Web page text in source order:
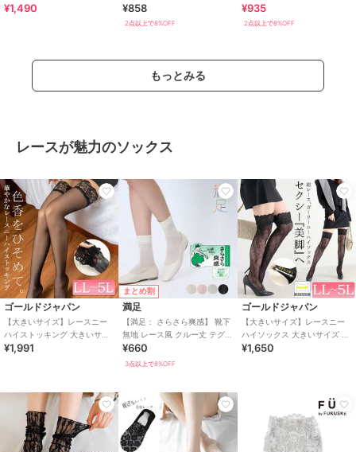
¥1,490
編み かかと大きめ ナイガイ
¥858
2点以上で8%OFF
ト スニーカー丈ソックス
¥935
2点以上で8%OFF
もっとみる
レースが魅力のソックス
ゴールドジャパン
【大きいサイズ】レースニー
ハイストッキング 大きいサイ
ズ レディース 靴下 レッグウェ
¥1,991
まとめ割
満足
【満足： さらさら爽感】 靴下
無地 レース風 クルー丈 テグス
メッシュ素材
¥660
3点以上で8%OFF
ゴールドジャパン
【大きいサイズ】レースニー
ハイソックス 大きいサイズ レ
ディース 靴下 ニーハイ ソック
¥1,650